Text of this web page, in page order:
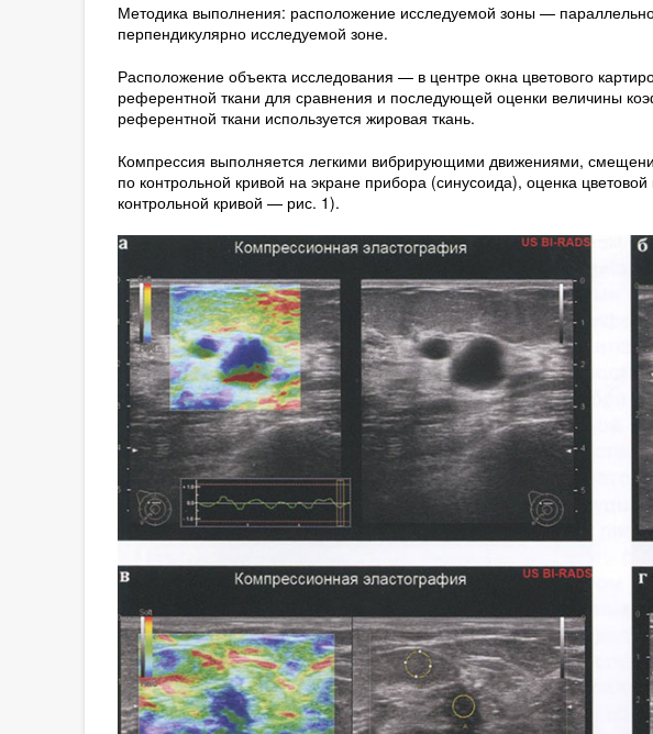
Методика выполнения: расположение исследуемой зоны —
перпендикулярно исследуемой зоне.
Расположение объекта исследования — в центре окна цветового
референтной ткани для сравнения и последующей оценки величины
референтной ткани используется жировая ткань.
Компрессия выполняется легкими вибрирующими движениями,
по контрольной кривой на экране прибора (синусоида), оценка
контрольной кривой — рис. 1).